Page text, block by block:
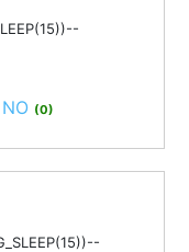
NO (0)